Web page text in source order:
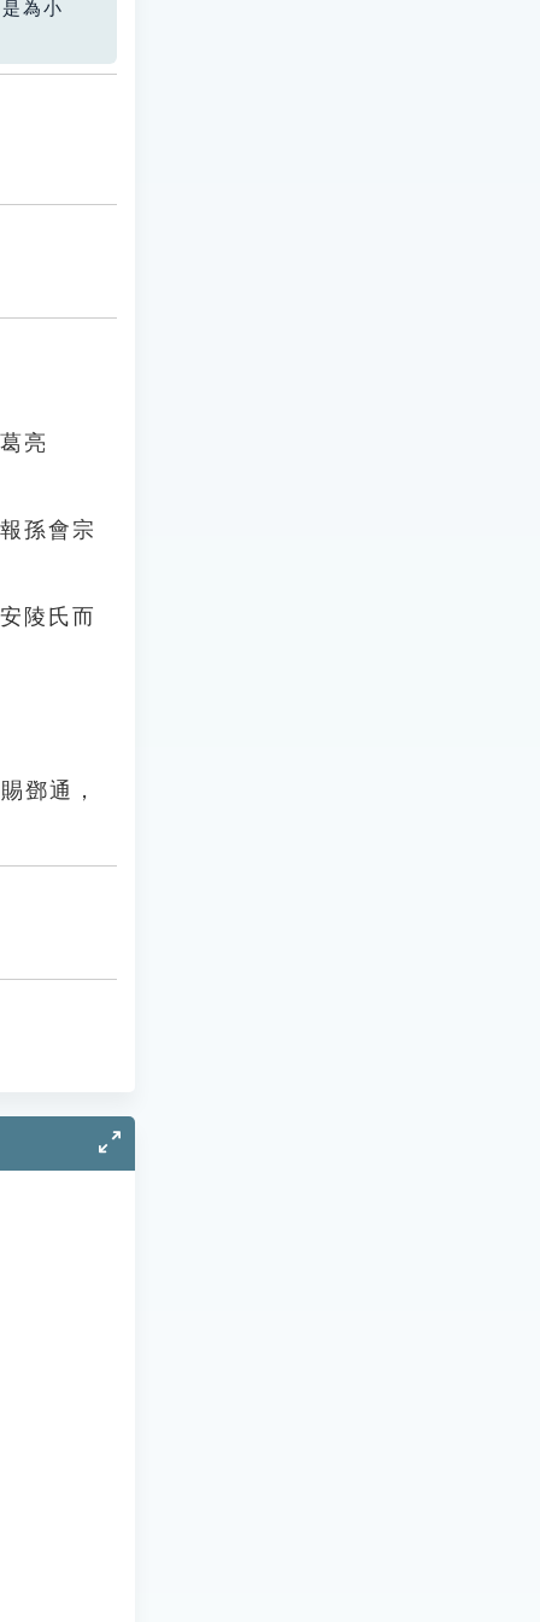
為小
亮
孫會宗
陵氏而
鄧通，